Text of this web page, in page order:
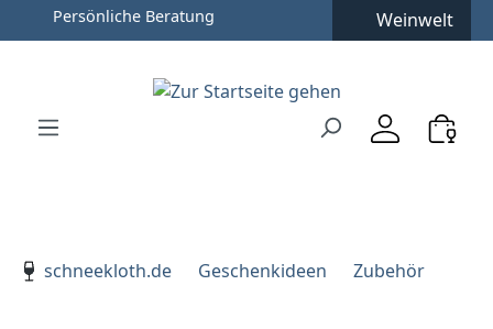
Zum Hauptinhalt springen
Zur Hauptnavigation springen
Persönliche Beratung Weinwelt
schneekloth.de
Geschenkideen Zubehör